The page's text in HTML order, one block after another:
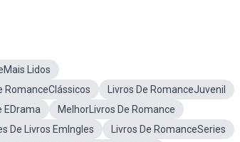
Lidos
RomanceClássicos
Livros De RomanceJuvenil
EDrama
MelhorLivros De Romance
De Livros EmIngles
Livros De RomanceSeries